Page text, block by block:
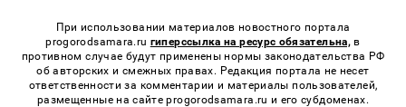
При использовании материалов новостного портала
progorodsamara.ru гиперссылка на ресурс обязательна, в
противном случае будут применены нормы законодательства РФ
об авторских и смежных правах. Редакция портала не несет
ответственности за комментарии и материалы пользователей,
размещенные на сайте progorodsamara.ru и его субдоменах.